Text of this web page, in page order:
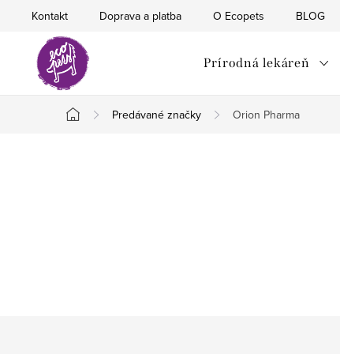
Kontakt Doprava a platba O Ecopets BLOG
Prírodná lekáreň
Domov
Predávané značky Orion Pharma